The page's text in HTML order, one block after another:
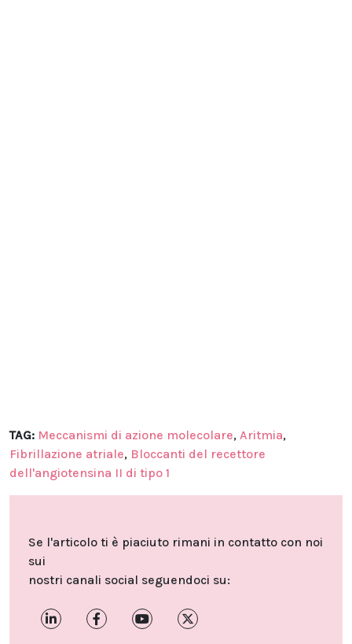
TAG: Meccanismi di azione molecolare, Aritmia,
Fibrillazione atriale, Bloccanti del recettore
dell'angiotensina II di tipo 1
Se l'articolo ti è piaciuto rimani in contatto con noi
sui
nostri canali social seguendoci su: